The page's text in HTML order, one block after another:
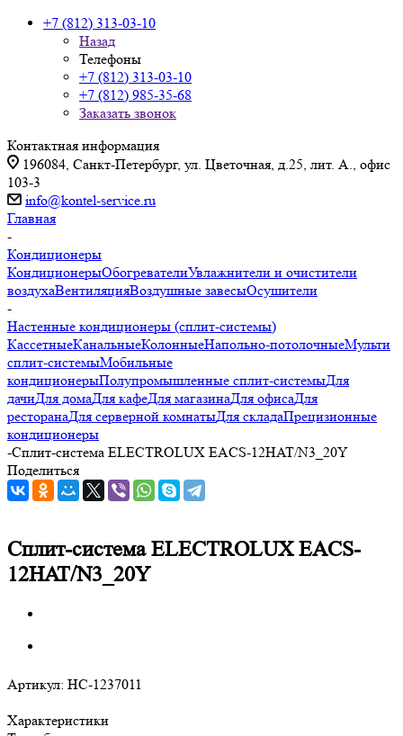
+7 (812) 313-03-10
Назад
Телефоны
+7 (812) 313-03-10
+7 (812) 985-35-68
Заказать звонок
Контактная информация
196084, Санкт-Петербург, ул. Цветочная, д.25, лит. А., офис
103-3
info@kontel-service.ru
Главная
-
Кондиционеры
КондиционерыОбогревателиУвлажнители и очистители
воздухаВентиляцияВоздушные завесыОсушители
-
Настенные кондиционеры (сплит-системы)
КассетныеКанальныеКолонныеНапольно-потолочныеМульти
сплит-системыМобильные
кондиционерыПолупромышленные сплит-системыДля
дачиДля домаДля кафеДля магазинаДля офисаДля
ресторанаДля серверной комнатыДля складаПрецизионные
кондиционеры
-Сплит-система ELECTROLUX EACS-12HAT/N3_20Y
Поделиться
Сплит-система ELECTROLUX EACS-
12HAT/N3_20Y
Артикул: НС-1237011
Характеристики